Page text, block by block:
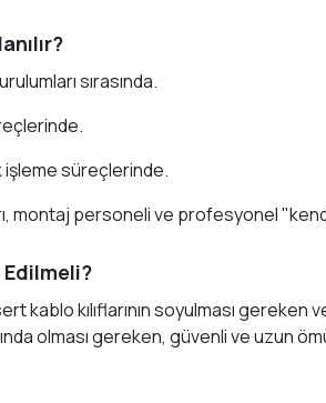
sırasında.
süreçlerinde.
montaj personeli ve profesyonel
Edilmeli?
kablo kılıflarının soyulması
olması gereken, güvenli ve uzun